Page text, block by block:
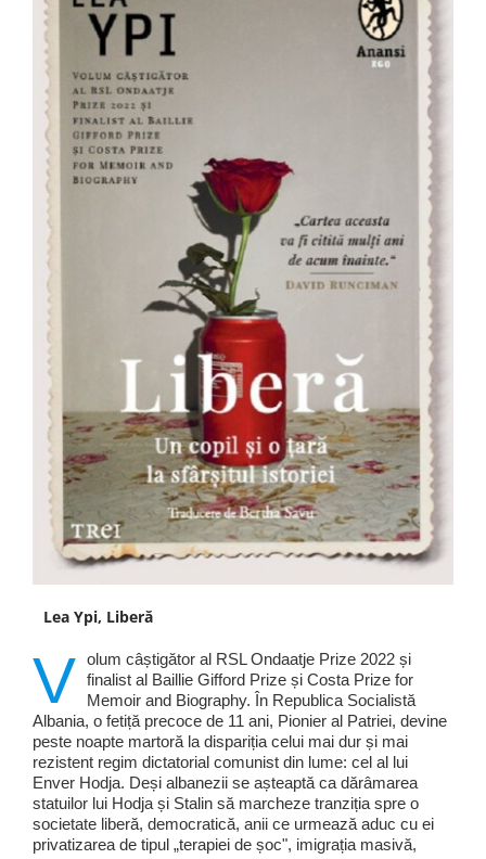
Lea Ypi, Liberă
V olum câștigător al RSL Ondaatje Prize 2022 și
finalist al Baillie Gifford Prize și Costa Prize for
Memoir and Biography. În Republica Socialistă
Albania, o fetiță precoce de 11 ani, Pionier al Patriei, devine
peste noapte martoră la dispariția celui mai dur și mai
rezistent regim dictatorial comunist din lume: cel al lui
Enver Hodja. Deși albanezii se așteaptă ca dărâmarea
statuilor lui Hodja și Stalin să marcheze tranziția spre o
societate liberă, democratică, anii ce urmează aduc cu ei
privatizarea de tipul „terapiei de șoc", imigrația masivă,